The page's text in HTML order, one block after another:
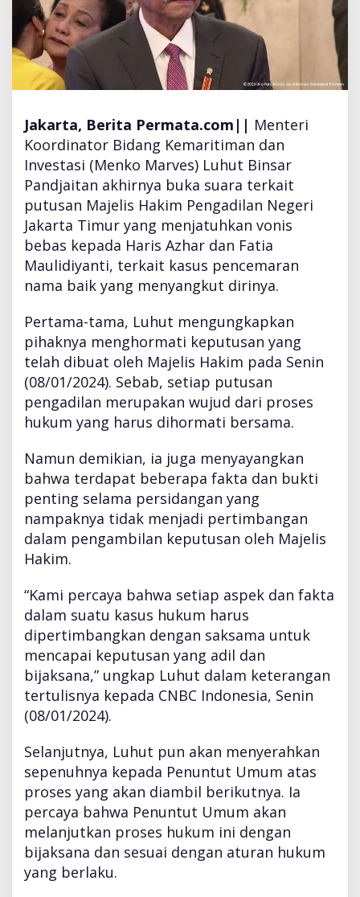
D
i
s
B
e
b
a
s
e
g
n
R
e
a
k
s
u
h
u
t
Jakarta, Berita Permata.com|| Menteri
Koordinator Bidang Kemaritiman dan
Investasi (Menko Marves) Luhut Binsar
Pandjaitan akhirnya buka suara terkait
putusan Majelis Hakim Pengadilan Negeri
Jakarta Timur yang menjatuhkan vonis
bebas kepada Haris Azhar dan Fatia
Maulidiyanti, terkait kasus pencemaran
nama baik yang menyangkut dirinya.
Pertama-tama, Luhut mengungkapkan
pihaknya menghormati keputusan yang
telah dibuat oleh Majelis Hakim pada Senin
(08/01/2024). Sebab, setiap putusan
pengadilan merupakan wujud dari proses
hukum yang harus dihormati bersama.
Namun demikian, ia juga menyayangkan
bahwa terdapat beberapa fakta dan bukti
penting selama persidangan yang
nampaknya tidak menjadi pertimbangan
dalam pengambilan keputusan oleh Majelis
Hakim.
“Kami percaya bahwa setiap aspek dan fakta
dalam suatu kasus hukum harus
dipertimbangkan dengan saksama untuk
mencapai keputusan yang adil dan
bijaksana,” ungkap Luhut dalam keterangan
tertulisnya kepada CNBC Indonesia, Senin
(08/01/2024).
Selanjutnya, Luhut pun akan menyerahkan
sepenuhnya kepada Penuntut Umum atas
proses yang akan diambil berikutnya. Ia
percaya bahwa Penuntut Umum akan
melanjutkan proses hukum ini dengan
bijaksana dan sesuai dengan aturan hukum
yang berlaku.